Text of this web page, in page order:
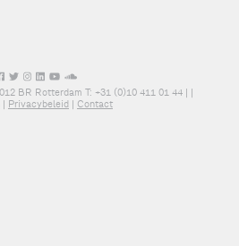
BR Rotterdam T: +31 (0)10 411 01 44 |
| Privacybeleid Contact